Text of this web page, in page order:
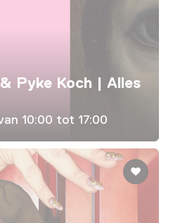
Pyke Koch | Alles
10:00 tot 17:00